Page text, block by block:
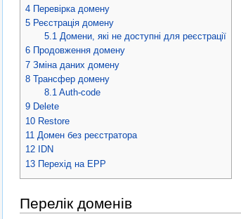
4 Перевірка домену
5 Реєстрація домену
5.1 Домени, які не доступні для реєстрації
6 Продовження домену
7 Зміна даних домену
8 Трансфер домену
8.1 Auth-code
9 Delete
10 Restore
11 Домен без реєстратора
12
IDN
13 Перехід на EPP
Перелік доменів